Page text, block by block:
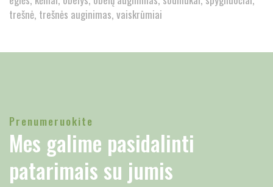
trešnė trešnės auginimas vaiskrūmiai
Prenumeruokite
Mes galime pasidalinti
patarimais su jumis